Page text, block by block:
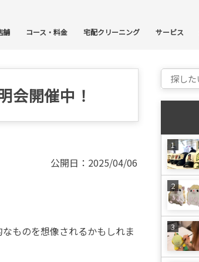
舗 コース・料金 宅配クリーニング サービス
会開催中！
公開日：2025/04/06
ものを想像されるかもしれま
Search for: